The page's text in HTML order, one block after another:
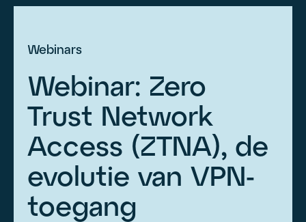
Webinars
Webinar: Zero
Trust Network
Access (ZTNA), de
evolutie van VPN-
toegang